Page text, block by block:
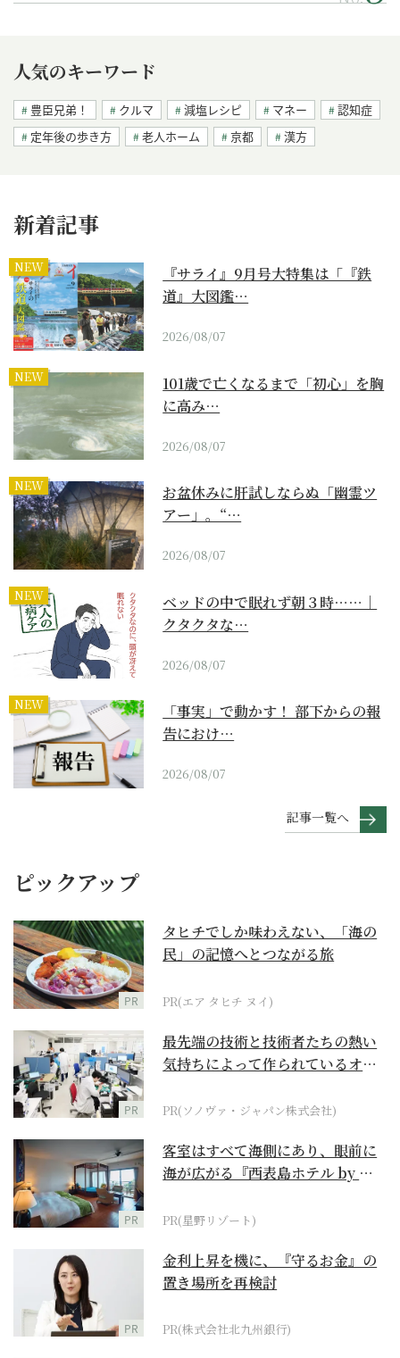
人気のキーワード
豊臣兄弟！ クルマ 減塩レシピ マネー
認知症
定年後の歩き方
老人ホーム 京都 漢方
新着記事
NEW
『サライ』9月号大特集は「『鉄
道』大図鑑…
2026/08/07
NEW
101歳で亡くなるまで「初心」を胸
に高み…
2026/08/07
NEW
お盆休みに肝試しならぬ「幽霊ツ
アー」。“…
2026/08/07
NEW
ベッドの中で眠れず朝３時……｜
クタクタな…
2026/08/07
NEW
「事実」で動かす！ 部下からの報
告におけ…
2026/08/07
記事一覧へ
ピックアップ
PR
タヒチでしか味わえない、「海の
民」の記憶へとつながる旅
PR(エア タヒチ ヌイ)
PR
最先端の技術と技術者たちの熱い
気持ちによって作られているオー
PR(ソノヴァ・ジャパン株式会社)
PR
客室はすべて海側にあり、眼前に
海が広がる『西表島ホテル by 星
PR(星野リゾート)
PR
金利上昇を機に、『守るお金』の
置き場所を再検討
PR(株式会社北九州銀行)